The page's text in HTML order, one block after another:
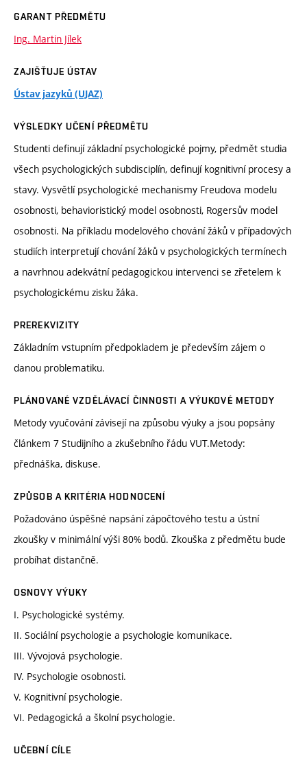
GARANT PŘEDMĚTU
Ing. Martin Jílek
ZAJIŠŤUJE ÚSTAV
Ústav jazyků (UJAZ)
VÝSLEDKY UČENÍ PŘEDMĚTU
Studenti definují základní psychologické pojmy, předmět studia
všech psychologických subdisciplín, definují kognitivní procesy a
stavy. Vysvětlí psychologické mechanismy Freudova modelu
osobnosti, behavioristický model osobnosti, Rogersův model
osobnosti. Na příkladu modelového chování žáků v případových
studiích interpretují chování žáků v psychologických termínech
a navrhnou adekvátní pedagogickou intervenci se zřetelem k
psychologickému zisku žáka.
PREREKVIZITY
Základním vstupním předpokladem je především zájem o
danou problematiku.
PLÁNOVANÉ VZDĚLÁVACÍ ČINNOSTI A VÝUKOVÉ METODY
Metody vyučování závisejí na způsobu výuky a jsou popsány
článkem 7 Studijního a zkušebního řádu VUT.Metody:
přednáška, diskuse.
ZPŮSOB A KRITÉRIA HODNOCENÍ
Požadováno úspěšné napsání zápočtového testu a ústní
zkoušky v minimální výši 80% bodů. Zkouška z předmětu bude
probíhat distančně.
OSNOVY VÝUKY
I. Psychologické systémy.
II. Sociální psychologie a psychologie komunikace.
III. Vývojová psychologie.
IV. Psychologie osobnosti.
V. Kognitivní psychologie.
VI. Pedagogická a školní psychologie.
UČEBNÍ CÍLE